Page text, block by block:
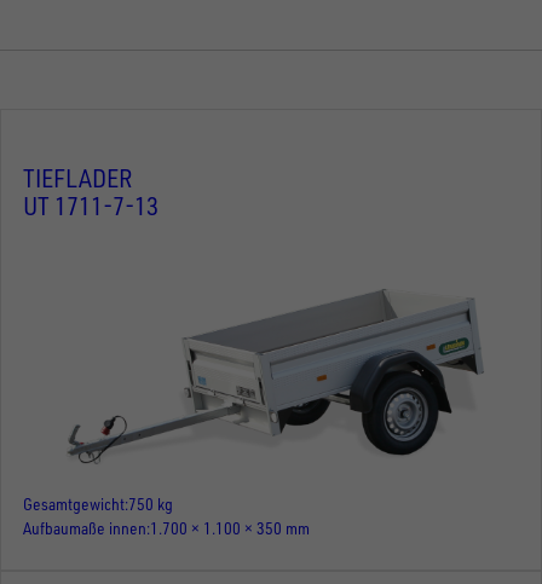
TIEFLADER
UT 1711-7-13
Gesamtgewicht 750 kg
Aufbaumaße innen 1.700 × 1.100 × 350 mm